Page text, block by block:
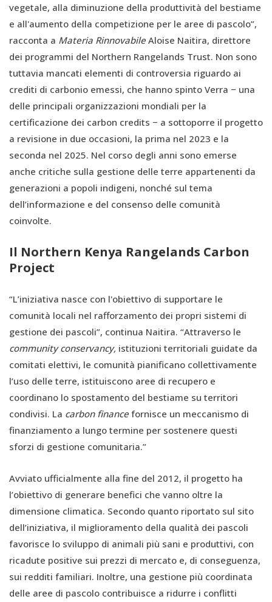
vegetale, alla diminuzione della produttività del bestiame
e all'aumento della competizione per le aree di pascolo”,
racconta a Materia Rinnovabile Aloise Naitira, direttore
dei programmi del Northern Rangelands Trust. Non sono
tuttavia mancati elementi di controversia riguardo ai
crediti di carbonio emessi, che hanno spinto Verra − una
delle principali organizzazioni mondiali per la
certificazione dei carbon credits − a sottoporre il progetto
a revisione in due occasioni, la prima nel 2023 e la
seconda nel 2025. Nel corso degli anni sono emerse
anche critiche sulla gestione delle terre appartenenti da
generazioni a popoli indigeni, nonché sul tema
dell’informazione e del consenso delle comunità
coinvolte.
Il Northern Kenya Rangelands Carbon
Project
“L’iniziativa nasce con l'obiettivo di supportare le
comunità locali nel rafforzamento dei propri sistemi di
gestione dei pascoli”, continua Naitira. “Attraverso le
community conservancy, istituzioni territoriali guidate da
comitati elettivi, le comunità pianificano collettivamente
l’uso delle terre, istituiscono aree di recupero e
coordinano lo spostamento del bestiame su territori
condivisi. La carbon finance fornisce un meccanismo di
finanziamento a lungo termine per sostenere questi
sforzi di gestione comunitaria.”
Avviato ufficialmente alla fine del 2012, il progetto ha
l’obiettivo di generare benefici che vanno oltre la
dimensione climatica. Secondo quanto riportato sul sito
dell’iniziativa, il miglioramento della qualità dei pascoli
favorisce lo sviluppo di animali più sani e produttivi, con
ricadute positive sui prezzi di mercato e, di conseguenza,
sui redditi familiari. Inoltre, una gestione più coordinata
delle aree di pascolo contribuisce a ridurre i conflitti